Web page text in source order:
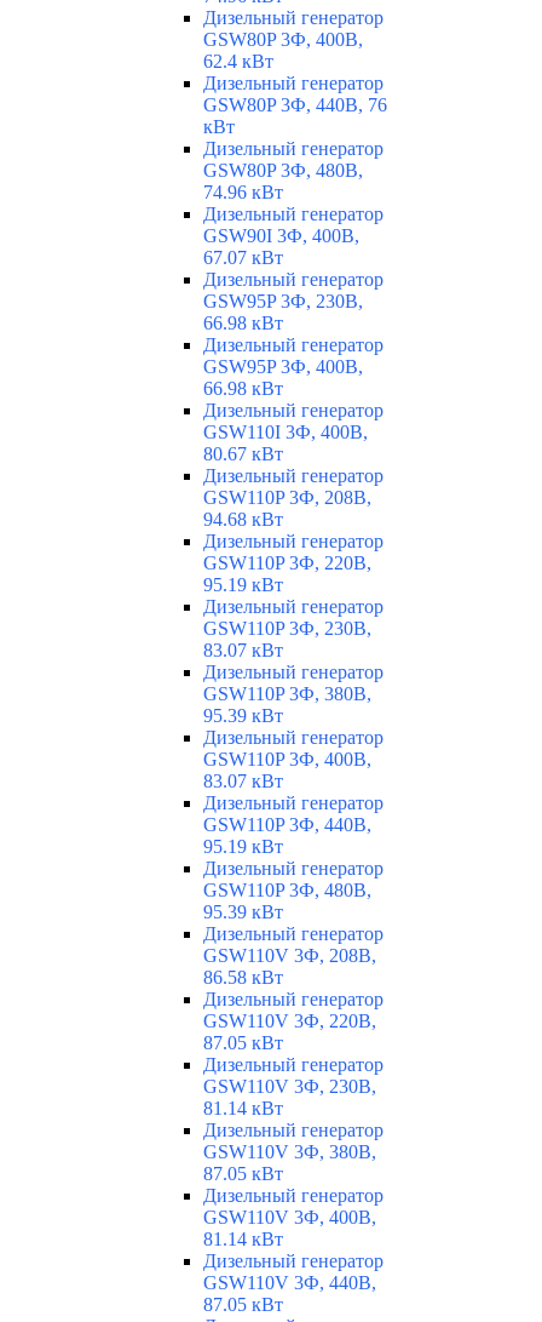
Дизельный генератор
GSW80P 3Ф, 400В,
62.4 кВт
Дизельный генератор
GSW80P 3Ф, 440В, 76
кВт
Дизельный генератор
GSW80P 3Ф, 480В,
74.96 кВт
Дизельный генератор
GSW90I 3Ф, 400В,
67.07 кВт
Дизельный генератор
GSW95P 3Ф, 230В,
66.98 кВт
Дизельный генератор
GSW95P 3Ф, 400В,
66.98 кВт
Дизельный генератор
GSW110I 3Ф, 400В,
80.67 кВт
Дизельный генератор
GSW110P 3Ф, 208В,
94.68 кВт
Дизельный генератор
GSW110P 3Ф, 220В,
95.19 кВт
Дизельный генератор
GSW110P 3Ф, 230В,
83.07 кВт
Дизельный генератор
GSW110P 3Ф, 380В,
95.39 кВт
Дизельный генератор
GSW110P 3Ф, 400В,
83.07 кВт
Дизельный генератор
GSW110P 3Ф, 440В,
95.19 кВт
Дизельный генератор
GSW110P 3Ф, 480В,
95.39 кВт
Дизельный генератор
GSW110V 3Ф, 208В,
86.58 кВт
Дизельный генератор
GSW110V 3Ф, 220В,
87.05 кВт
Дизельный генератор
GSW110V 3Ф, 230В,
81.14 кВт
Дизельный генератор
GSW110V 3Ф, 380В,
87.05 кВт
Дизельный генератор
GSW110V 3Ф, 400В,
81.14 кВт
Дизельный генератор
GSW110V 3Ф, 440В,
87.05 кВт